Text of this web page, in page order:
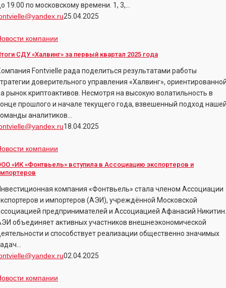
19.00 по московскому времени. 1, 3,…
25.04.2025
компании
СДУ «Халвинг» за первый квартал 2025 года
Fontvielle рада поделиться результатами работы
доверительного управления «Халвинг»,
рынок криптоактивов. Несмотря на высокую волатильность в
прошлого и начале текущего года, взвешенный подход
аналитиков…
18.04.2025
компании
«ИК «Фонтвьель» вступила в Ассоциацию экспортеров и
компания «Фонтвьель» стала членом Ассоциации
и импортеров (АЭИ), учреждённой Московской
предпринимателей и Ассоциацией Афанасий Никитин.
объединяет активных участников внешнеэкономической
и способствует реализации общественно значимых
02.04.2025
компании